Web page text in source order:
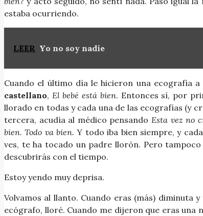
estaba ocurriendo.
LEER Yo no soy nadie
Cuando el último día le hicieron una ecografía
castellano, El bebé está bien. Entonces sí, por
llorado en todas y cada una de las ecografías (y
tercera, acudía al médico pensandoEsta vez no
bien. Todo va bien.Y todo iba bien siempre, y
ves, te ha tocado un padre llorón. Pero
descubrirás con el tiempo.
Estoy yendo muy deprisa.
Volvamos al llanto. Cuando eras (más) diminuta
ecógrafo, lloré. Cuando me dijeron que eras una